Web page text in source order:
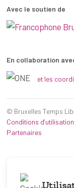
Avec le soutien de
En collaboration
et les
© Bruxelles Temps
Conditions d’utilisation
Partenaires